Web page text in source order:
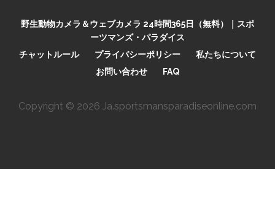
野生動物カメラ＆ウェブカメラ 24時間365日（無料）｜スポ
ーツマンズ・パラダイス
チャットルール
プライバシーポリシー
私たちについて
お問い合わせ
FAQ
Copyright © 2026 Ja.sportsmansparadiseonline.com